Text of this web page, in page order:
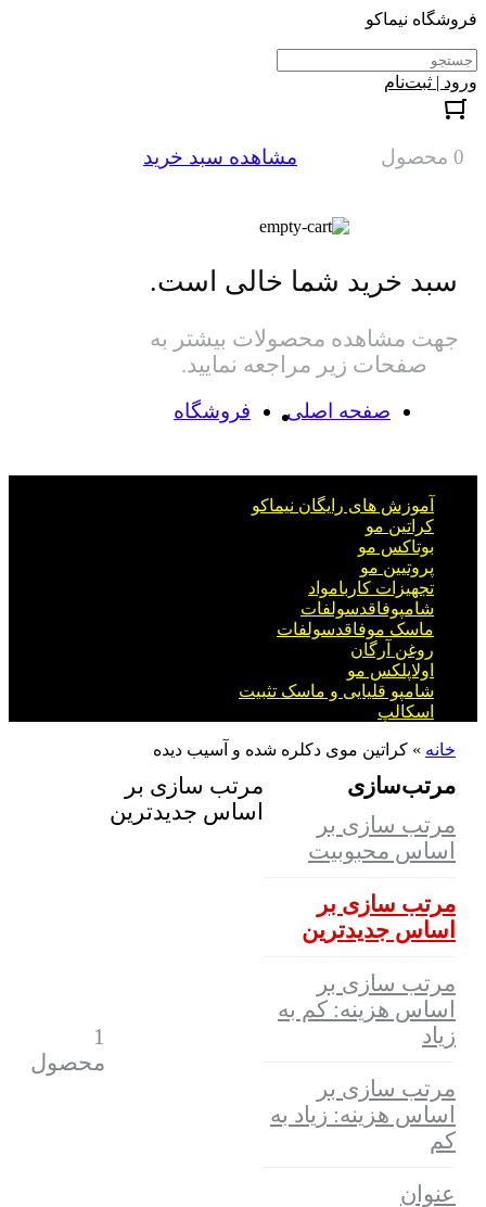
فروشگاه نیماکو
ورود | ثبت‌نام
0 محصول مشاهده سبد خرید
سبد خرید شما خالی است.
جهت مشاهده محصولات بیشتر به
صفحات زیر مراجعه نمایید.
صفحه اصلی فروشگاه
آموزش های رایگان نیماکو
کراتین مو
بوتاکس مو
پروتیین مو
تجهیزات کاربامواد
شامپوفاقدسولفات
ماسک موفاقدسولفات
روغن آرگان
اولاپلکس مو
شامپو قلیایی و ماسک تثبیت
اسکالپ
خانه » کراتین موی دکلره شده و آسیب دیده
1
محصول
مرتب‌سازی
مرتب سازی بر
اساس محبوبیت
مرتب سازی بر
اساس جدیدترین
مرتب سازی بر
اساس هزینه: کم به
زیاد
مرتب سازی بر
اساس هزینه: زیاد به
کم
عنوان
مرتب سازی بر
اساس جدیدترین